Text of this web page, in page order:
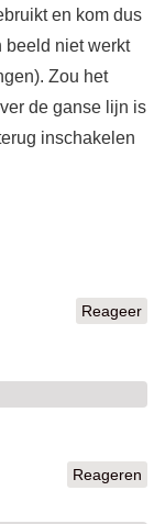
en kom dus
beeld niet werkt
Zou het
de ganse lijn is
inschakelen
Reageer
Reageren